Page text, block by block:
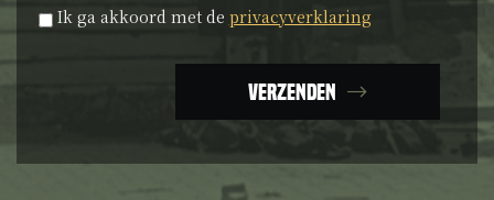
Privacyverklaring *
Ik ga akkoord met de privacyverklaring
Verzenden